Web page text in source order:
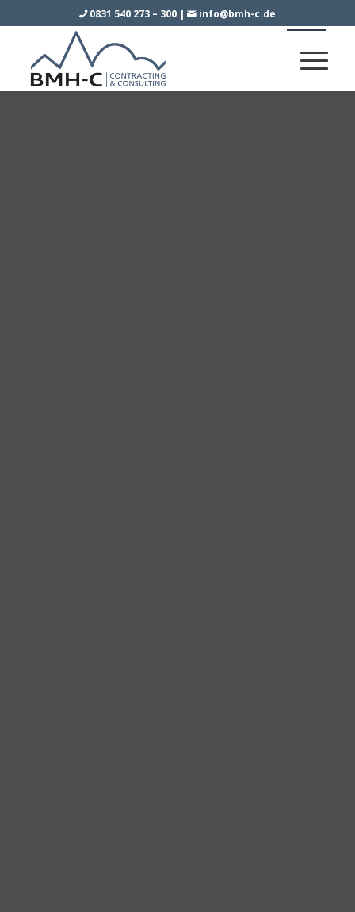
0831 540 273 – 300| info@bmh-c.de